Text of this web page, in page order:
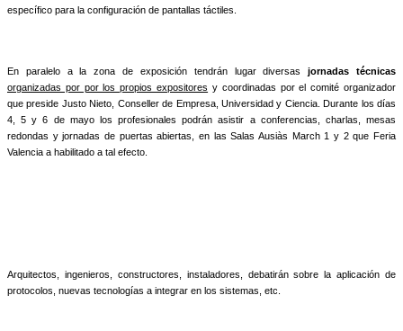
específico para la configuración de pantallas táctiles.
En paralelo a la zona de exposición tendrán lugar diversasjornadas técnicas
organizadas por por los propios expositores y coordinadas por el comité organizador
que preside Justo Nieto, Conseller de Empresa, Universidad y Ciencia. Durante los días
4, 5 y 6 de mayo los profesionales podrán asistir a conferencias, charlas, mesas
redondas y jornadas de puertas abiertas, en las Salas Ausiàs March 1 y 2 que Feria
Valencia a habilitado a tal efecto.
Arquitectos, ingenieros, constructores, instaladores, debatirán sobre la aplicación de
protocolos, nuevas tecnologías a integrar en los sistemas, etc.